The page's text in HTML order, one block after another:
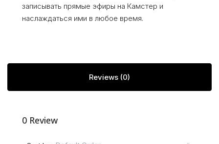
записывать прямые эфиры на Камстер и
наслаждаться ими в любое время.
Reviews (0)
0 Review